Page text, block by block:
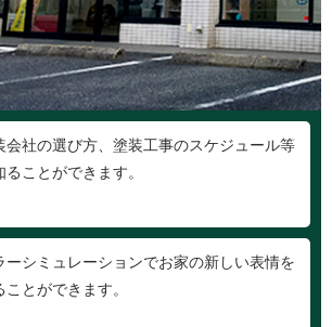
会社の選び方、塗装工事のスケジュール等
ることができます。
ーシミュレーションでお家の新しい表情を
ことができます。